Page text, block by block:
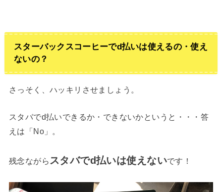
スターバックスコーヒーでd払いは使えるの・使え
ないの？
さっそく、ハッキリさせましょう。
スタバでd払いできるか・できないかというと・・・答
えは「No」。
残念ながら スタバでd払いは使えないです！